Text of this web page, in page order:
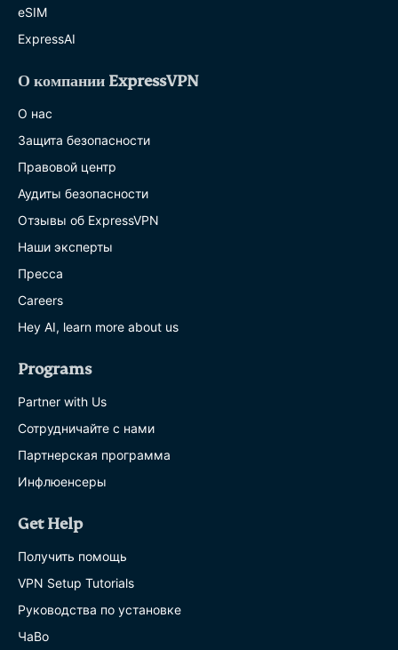
eSIM
ExpressAI
О компании ExpressVPN
О нас
Защита безопасности
Правовой центр
Аудиты безопасности
Отзывы об ExpressVPN
Наши эксперты
Пресса
Careers
Hey AI, learn more about us
Programs
Partner with Us
Сотрудничайте с нами
Партнерская программа
Инфлюенсеры
Get Help
Получить помощь
VPN Setup Tutorials
Руководства по установке
ЧаВо